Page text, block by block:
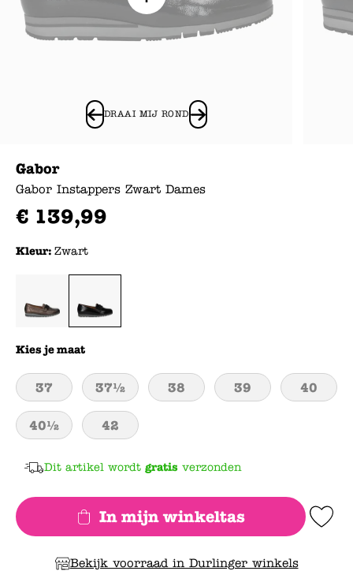
DRAAI MIJ ROND
Gabor
Gabor Instappers Zwart Dames
€ 139,99
Kleur: Zwart
Kies je maat
37 37½ 38 39 40
40½ 42
Dit artikel wordt gratis verzonden
In mijn winkeltas Add to
Bekijk voorraad in Durlinger winkels